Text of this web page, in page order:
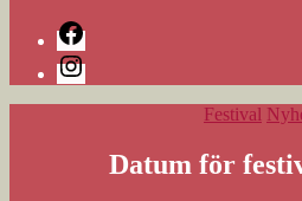
Facebook
Instagram
Festival
Datum för